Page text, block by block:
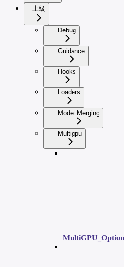
上級
Debug
Guidance
Hooks
Loaders
Model Merging
Multigpu